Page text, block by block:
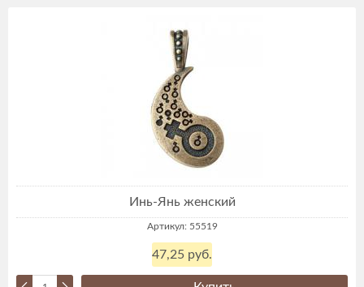
Инь-Янь женский
Артикул: 55519
47,25 руб.